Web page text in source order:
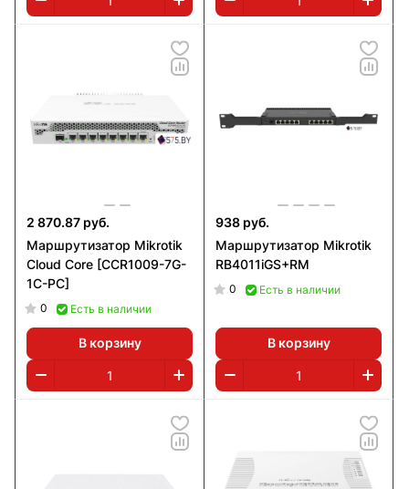
2 870.87 руб.
Маршрутизатор Mikrotik
Cloud Core [CCR1009-7G-
1C-PC]
0 Есть в наличии
В корзину
938 руб.
Маршрутизатор Mikrotik
RB4011iGS+RM
0 Есть в наличии
В корзину